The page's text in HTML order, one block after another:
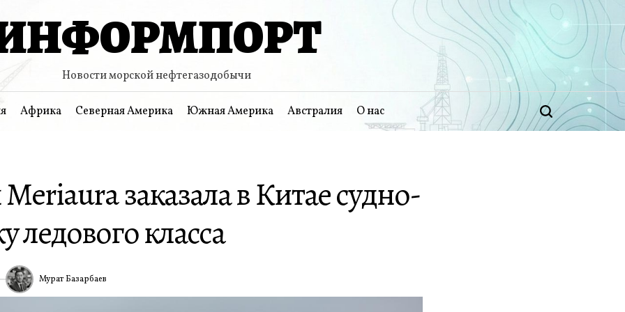
Новости морской нефтегазодобычи
Африка Северная Америка Южная Америка Австралия О нас Поиск
заказала в Китае судно-
ледового класса
ИА Мурат Базарбаев